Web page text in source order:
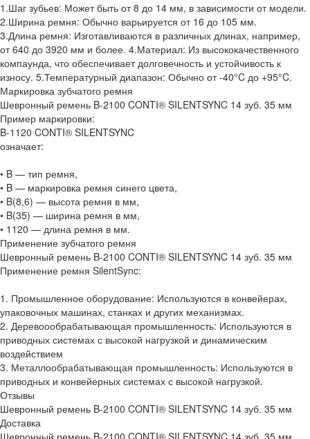
1.Шаг зубьев: Может быть от 8 до 14 мм, в зависимости от модели.
2.Ширина ремня: Обычно варьируется от 16 до 105 мм.
3.Длина ремня: Изготавливаются в различных длинах, например,
от 640 до 3920 мм и более. 4.Материал: Из высококачественного
компаунда, что обеспечивает долговечность и устойчивость к
износу. 5.Температурный диапазон: Обычно от -40°C до +95°C.
Маркировка зубчатого ремня
Шевронный ремень B-2100 CONTI® SILENTSYNC 14 зуб. 35 мм
Пример маркировки:
B-1120 CONTI® SILENTSYNC
означает:
• B — тип ремня,
• B — маркировка ремня синего цвета,
• B(8,6) — высота ремня в мм,
• B(35) — ширина ремня в мм,
• 1120 — длина ремня в мм.
Применение зубчатого ремня
Шевронный ремень B-2100 CONTI® SILENTSYNC 14 зуб. 35 мм
Применение ремня SilentSync:
1. Промышленное оборудование: Используются в конвейерах,
упаковочных машинах, станках и других механизмах.
2. Деревоообрабатывающая промышленность: Используются в
приводных системах с высокой нагрузкой и динамическим
воздействием
3. Металлообрабатывающая промышленность: Используются в
приводных и конвейерных системах с высокой нагрузкой.
Отзывы
Шевронный ремень B-2100 CONTI® SILENTSYNC 14 зуб. 35 мм
Доставка
Шевронный ремень B-2100 CONTI® SILENTSYNC 14 зуб. 35 мм